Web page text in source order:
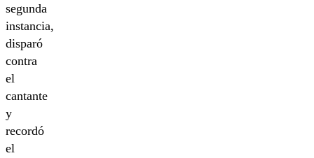
segunda
instancia,
disparó
contra
el
cantante
y
recordó
el